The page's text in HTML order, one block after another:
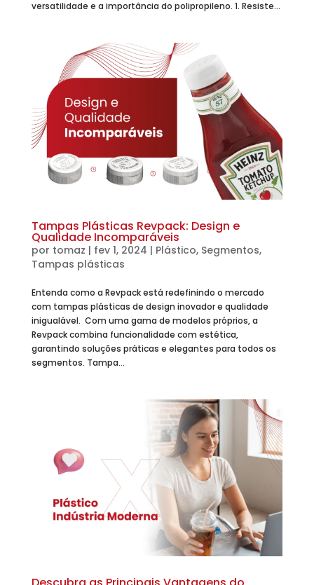
versatilidade e a importância do polipropileno. 1. Resiste...
Tampas Plásticas Revpack: Design e
Qualidade Incomparáveis
por tomaz | fev 1, 2024 | Plástico, Segmentos,
Tampas plásticas
Entenda como a Revpack está redefinindo o mercado
com tampas plásticas de design inovador e qualidade
inigualável. Com uma gama de modelos próprios, a
Revpack combina funcionalidade com estética,
garantindo soluções práticas e elegantes para todos os
segmentos. Tampa...